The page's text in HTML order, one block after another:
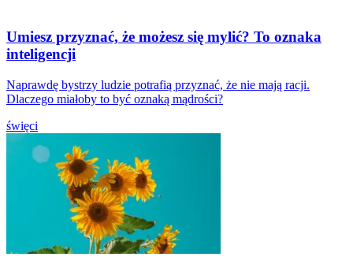
Umiesz przyznać, że możesz się mylić? To oznaka
inteligencji
Naprawdę bystrzy ludzie potrafią przyznać, że nie mają racji.
Dlaczego miałoby to być oznaką mądrości?
święci